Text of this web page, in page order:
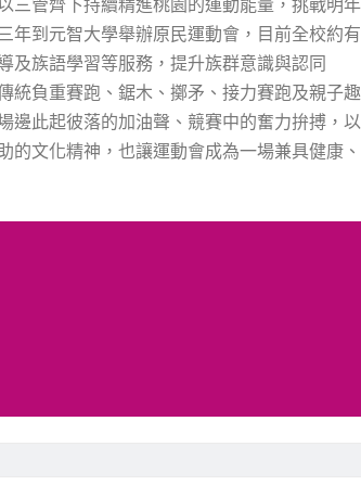
年到元智大學舉辦原民運動會，目前全校約
及族語學習等服務，提升族群意識與認同
統負重賽跑、鋸木、擲矛、接力賽跑及親子
邊此起彼落的加油聲、競賽中的奮力拚搏，
的文化精神，也讓運動會成為一場兼具健康